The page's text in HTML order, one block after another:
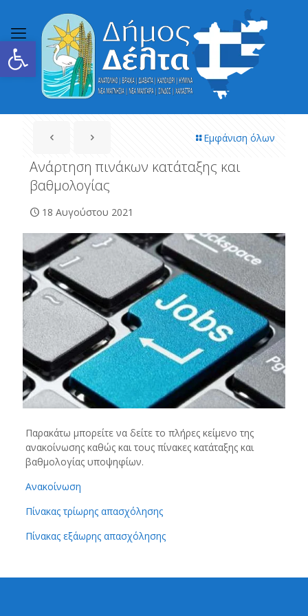
Ανοίξτε τη γραμμή εργαλείων
Εμφάνιση όλων
Ανάρτηση πινάκων κατάταξης και
βαθμολογίας
18 Αυγούστου 2021
Παρακάτω μπορείτε να δείτε το πλήρες κείμενο της
ανακοίνωσης καθώς και τους πίνακες κατάταξης και
βαθμολογίας υποψηφίων.
Ανακοίνωση
Πίνακας τρίωρης απασχόλησης
Πίνακας εξάωρης απασχόλησης